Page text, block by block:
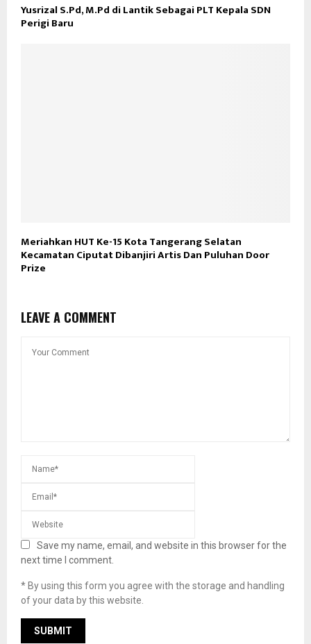
Yusrizal S.Pd, M.Pd di Lantik Sebagai PLT Kepala SDN
Perigi Baru
Meriahkan HUT Ke-15 Kota Tangerang Selatan
Kecamatan Ciputat Dibanjiri Artis Dan Puluhan Door
Prize
LEAVE A COMMENT
Save my name, email, and website in this browser for the
next time I comment.
* By using this form you agree with the storage and handling
of your data by this website.